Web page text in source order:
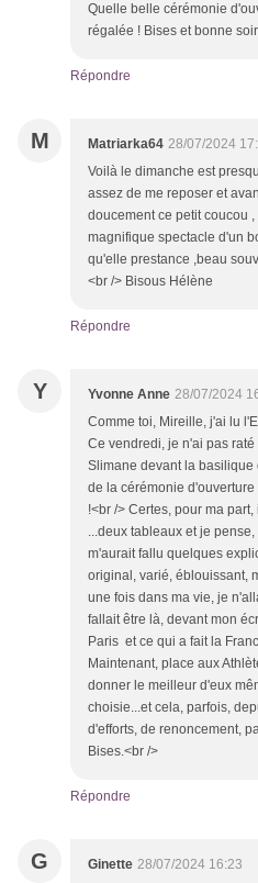
Quelle belle cérémonie
régalée ! Bises et bonne
Répondre
M Matriarka64 28/07/2024
Voilà le dimanche est
assez de me reposer et
doucement ce petit coucou
magnifique spectacle d'un
qu'elle prestance ,beau
<br /> Bisous Hélène
Répondre
Y Yvonne Anne 28/07/2024
Comme toi, Mireille, j'ai lu
Ce vendredi, je n'ai pas
Slimane devant la basilique
de la cérémonie
!<br /> Certes, pour ma
...deux tableaux et je
m'aurait fallu quelques
original, varié, éblouissant,
une fois dans ma vie, je
fallait être là, devant mon
Paris et ce qui a fait la
Maintenant, place aux
donner le meilleur d'eux
choisie...et cela, parfois,
d'efforts, de renoncement,
Bises.<br />
Répondre
G Ginette 28/07/2024 16:23